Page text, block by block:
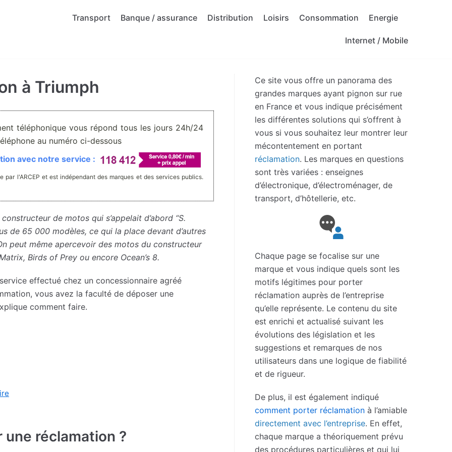
Transport Banque / assurance Distribution Loisirs Consommation Energie
Internet / Mobile
à Triumph
téléphonique vous répond tous les jours 24h/24
au numéro ci-dessous
avec notre service :
l'ARCEP et est indépendant des marques et des services publics.
de motos qui s’appelait d’abord “S.
de 65 000 modèles, ce qui la place devant d’autres
peut même apercevoir des motos du constructeur
Birds of Prey ou encore Ocean’s 8.
effectué chez un concessionnaire agréé
vous avez la faculté de déposer une
comment faire.
réclamation ?
Ce site vous offre un panorama des
grandes marques ayant pignon sur rue
en France et vous indique précisément
les différentes solutions qui s’offrent à
vous si vous souhaitez leur montrer leur
mécontentement en portant
réclamation. Les marques en questions
sont très variées : enseignes
d’électronique, d’électroménager, de
transport, d’hôtellerie, etc.
Chaque page se focalise sur une
marque et vous indique quels sont les
motifs légitimes pour porter
réclamation auprès de l’entreprise
qu’elle représente. Le contenu du site
est enrichi et actualisé suivant les
évolutions des législation et les
suggestions et remarques de nos
utilisateurs dans une logique de fiabilité
et de rigueur.
De plus, il est également indiqué
comment porter réclamation à l’amiable
directement avec l’entreprise. En effet,
chaque marque a théoriquement prévu
des procédures particulières et qui lui